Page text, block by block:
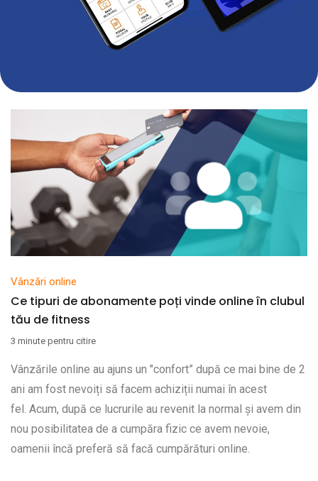
Vânzări online
Ce tipuri de abonamente poți vinde online în clubul
tău de fitness
3 minute pentru citire
Vânzările online au ajuns un "confort” după ce mai bine de 2
ani am fost nevoiți să facem achiziții numai în acest
fel. Acum, după ce lucrurile au revenit la normal și avem din
nou posibilitatea de a cumpăra fizic ce avem nevoie,
oamenii încă preferă să facă cumpărături online.